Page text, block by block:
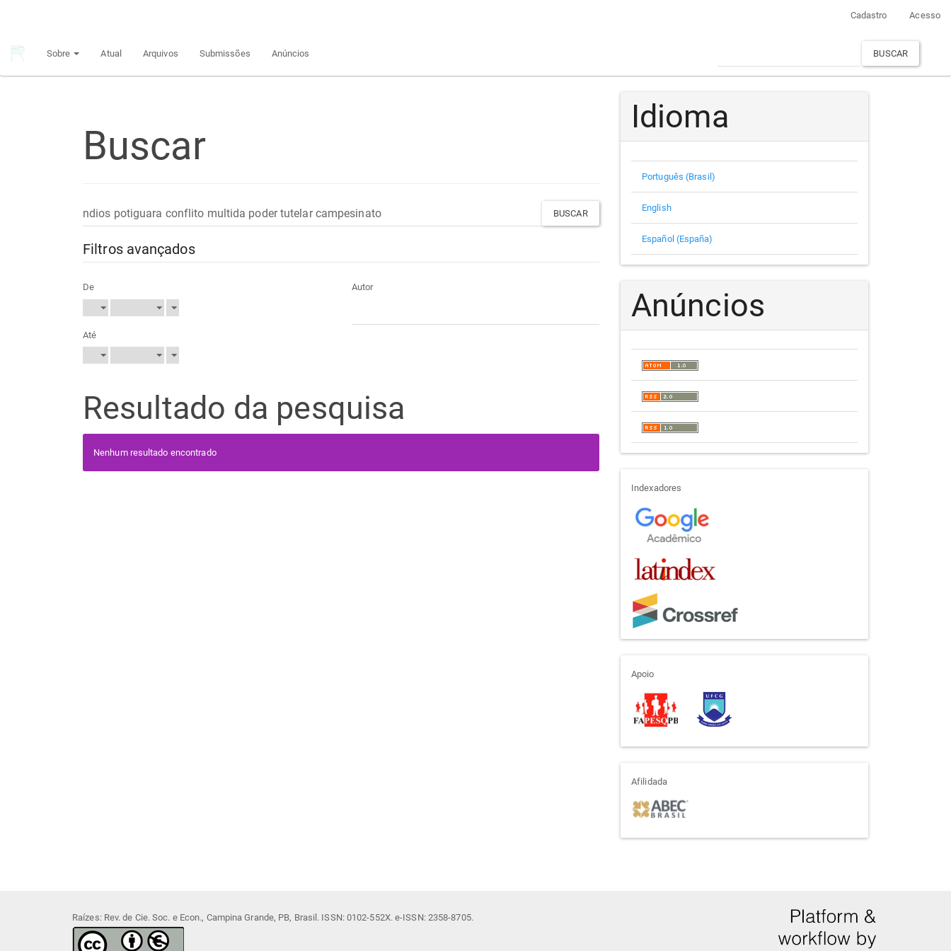
principal
Cadastro Acesso
Sobre Atual Arquivos Submissões Anúncios BUSCAR
Buscar
Pesquisar
termo
Filtros avançados
De
Até
Autor
Resultado da pesquisa
Nenhum resultado encontrado
Idioma
Português (Brasil)
English
Español (España)
Anúncios
indexadores
Indexadores
apoio
Apoio
afiliada
Afilidada
Raízes: Rev. de Cie. Soc. e Econ., Campina Grande, PB, Brasil. ISSN: 0102-552X. e-ISSN: 2358-8705.